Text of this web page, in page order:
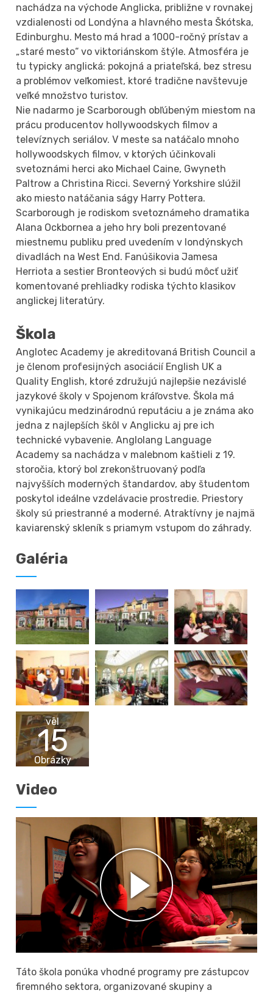
nachádza na východe Anglicka, približne v rovnakej
vzdialenosti od Londýna a hlavného mesta Škótska,
Edinburghu. Mesto má hrad a 1000-ročný prístav a
„staré mesto“ vo viktoriánskom štýle. Atmosféra je
tu typicky anglická: pokojná a priateľská, bez stresu
a problémov veľkomiest, ktoré tradične navštevuje
veľké množstvo turistov.
Nie nadarmo je Scarborough obľúbeným miestom na
prácu producentov hollywoodskych filmov a
televíznych seriálov. V meste sa natáčalo mnoho
hollywoodskych filmov, v ktorých účinkovali
svetoznámi herci ako Michael Caine, Gwyneth
Paltrow a Christina Ricci. Severný Yorkshire slúžil
ako miesto natáčania ságy Harry Pottera.
Scarborough je rodiskom svetoznámeho dramatika
Alana Ockbornea a jeho hry boli prezentované
miestnemu publiku pred uvedením v londýnskych
divadlách na West End. Fanúšikovia Jamesa
Herriota a sestier Bronteových si budú môcť užiť
komentované prehliadky rodiska týchto klasikov
anglickej literatúry.
Škola
Anglotec Academy je akreditovaná British Council a
je členom profesijných asociácií English UK a
Quality English, ktoré združujú najlepšie nezávislé
jazykové školy v Spojenom kráľovstve. Škola má
vynikajúcu medzinárodnú reputáciu a je známa ako
jedna z najlepších škôl v Anglicku aj pre ich
technické vybavenie. Anglolang Language
Academy sa nachádza v malebnom kaštieli z 19.
storočia, ktorý bol zrekonštruovaný podľa
najvyšších moderných štandardov, aby študentom
poskytol ideálne vzdelávacie prostredie. Priestory
školy sú priestranné a moderné. Atraktívny je najmä
kaviarenský skleník s priamym vstupom do záhrady.
Galéria
vēl
15
Obrázky
Video
Táto škola ponúka vhodné programy pre zástupcov
firemného sektora, organizované skupiny a